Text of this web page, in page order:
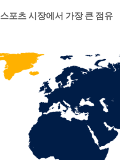
포츠 시장에서 가장 큰 점유